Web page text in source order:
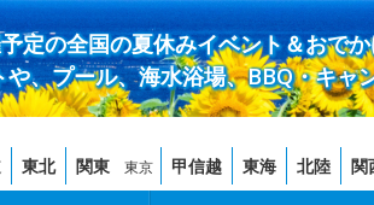
定の全国の夏休みイベント＆おで
、プール、海水浴場、BBQ・キャ
東北 関東 東京 甲信越 東海 北陸 関